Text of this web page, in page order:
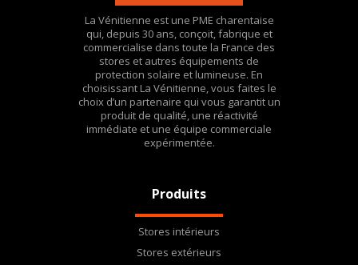
La Vénitienne est une PME charentaise
qui, depuis 30 ans, conçoit, fabrique et
commercialise dans toute la France des
stores et autres équipements de
protection solaire et lumineuse. En
choisissant La Vénitienne, vous faites le
choix d’un partenaire qui vous garantit un
produit de qualité, une réactivité
immédiate et une équipe commerciale
expérimentée.
Produits
Stores intérieurs
Stores extérieurs